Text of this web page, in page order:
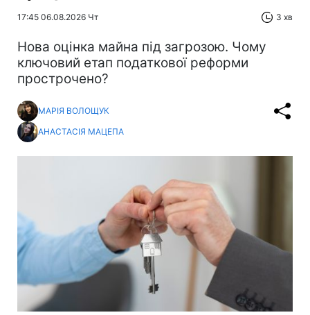
17:45 06.08.2026 Чт 3 хв
Нова оцінка майна під загрозою. Чому
ключовий етап податкової реформи
прострочено?
МАРІЯ ВОЛОЩУК
АНАСТАСІЯ МАЦЕПА